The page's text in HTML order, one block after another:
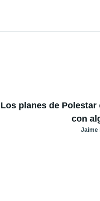
Los planes de
con
Jaime